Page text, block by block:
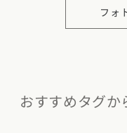
フォ
おすすめタグ